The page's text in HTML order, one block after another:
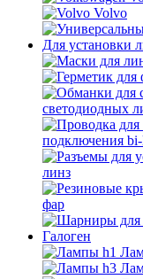
Volvo
Для установки
светодиодных
подключения
линз
фар
Галоген